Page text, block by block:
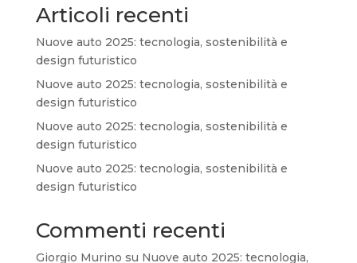
Articoli recenti
Nuove auto 2025: tecnologia, sostenibilità e
design futuristico
Nuove auto 2025: tecnologia, sostenibilità e
design futuristico
Nuove auto 2025: tecnologia, sostenibilità e
design futuristico
Nuove auto 2025: tecnologia, sostenibilità e
design futuristico
Commenti recenti
Giorgio Murino su Nuove auto 2025: tecnologia,